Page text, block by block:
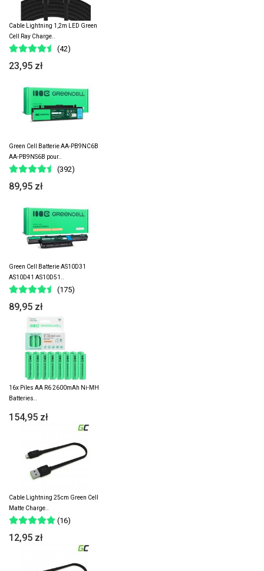
Cable Lightning 1,2m LED Green
Cell Ray Charge..
(42)
23,95 zł
Green Cell Batterie AA-PB9NC6B
AA-PB9NS6B pour..
(392)
89,95 zł
Green Cell Batterie AS10D31
AS10D41 AS10D51..
(175)
89,95 zł
16x Piles AA R6 2600mAh Ni-MH
Batteries..
154,95 zł
Cable Lightning 25cm Green Cell
Matte Charge..
(16)
12,95 zł